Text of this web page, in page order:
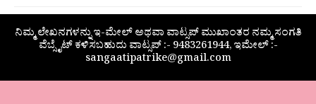
ನಿಮ್ಮ ಲೇಖನಗಳನ್ನು ಇ-ಮೇಲ್ ಅಥವಾ ವಾಟ್ಸಪ್ ಮುಖಾಂತರ ನಮ್ಮ ಸಂಗತಿ
ವೆಬ್ಸೈಟ್ ಕಳಿಸಬಹುದು ವಾಟ್ಸಪ್‌ :- 9483261944, ಇಮೇಲ್ :-
sangaatipatrike@gmail.com